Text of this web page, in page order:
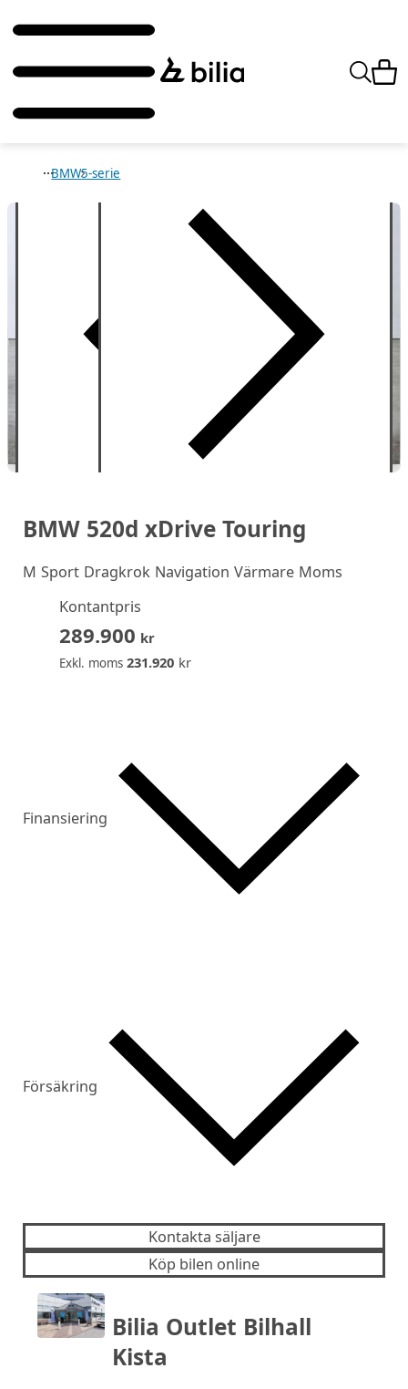
BMW5-serie
BMW 520d xDrive Touring
M Sport Dragkrok Navigation Värmare Moms
Kontantpris
289.900 kr
Exkl. moms 231.920kr
Finansiering
Försäkring
Kontakta säljare
Köp bilen online
Bilia Outlet Bilhall
Kista